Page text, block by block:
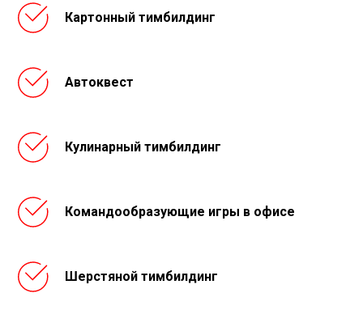
Картонный тимбилдинг
Автоквест
Кулинарный тимбилдинг
Командообразующие игры в офисе
Шерстяной тимбилдинг